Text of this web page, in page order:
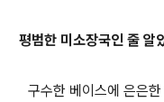
평범한 미소장국인 줄 알
구수한 베이스에 은은